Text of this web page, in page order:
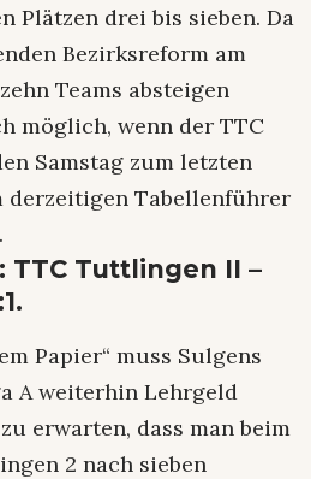
Plätzen drei bis sieben. Da
Bezirksreform am
Teams absteigen
möglich, wenn der TTC
Samstag zum letzten
derzeitigen Tabellenführer
TTC Tuttlingen II –
Papier“ muss Sulgens
A weiterhin Lehrgeld
erwarten, dass man beim
2 nach sieben